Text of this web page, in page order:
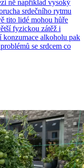
ně například vysoký
srdečního rytmu
tito lidé mohou hůře
fyzickou zátěž i
konzumace alkoholu pak
se srdcem co